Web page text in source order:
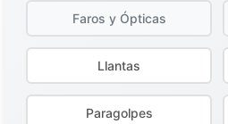
Faros y Ópticas
Llantas
Paragolpes